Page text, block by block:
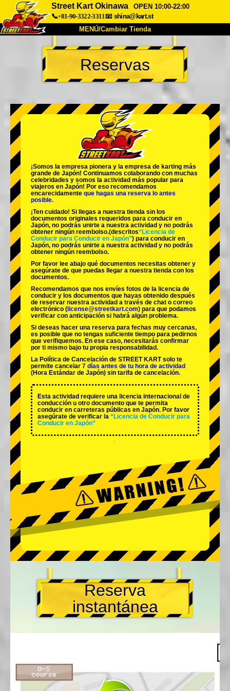
Street Kart Okinawa
OPEN 10:00-22:00
📞+81-90-3322-3311📧 shina@kart.st
MENÚ/Cambiar Tienda
INICIO
Acerca de Especificaciones Precios
Empresa Reservas
Cambiar Tienda
Tokyo Shinagawa Tokyo Akihabara#1
Tokyo Akihabara#2
Tokyo Shibuya Annex Tokyo Bay
Tokyo Asakusa
Reservas
¡Somos la empresa pionera y la empresa de karting más
grande de Japón! Continuamos colaborando con muchas
celebridades y somos la actividad más popular para
viajeros en Japón! Por eso recomendamos
encarecidamente que hagas una reserva lo antes
posible.
¡Ten cuidado! Si llegas a nuestra tienda sin los
documentos originales requeridos para conducir en
Japón, no podrás unirte a nuestra actividad y no podrás
obtener ningún reembolso.(descritos“Licencia de
Conducir para Conducir en Japón”) para conducir en
Japón, no podrás unirte a nuestra actividad y no podrás
obtener ningún reembolso.
Por favor lee abajo qué documentos necesitas obtener y
asegúrate de que puedas llegar a nuestra tienda con los
documentos.
Recomendamos que nos envíes fotos de la licencia de
conducir y los documentos que hayas obtenido después
de reservar nuestra actividad a través de chat o correo
electrónico ( license@streetkart.com) para que podamos
verificar con anticipación si habrá algún problema.
Si deseas hacer una reserva para fechas muy cercanas,
es posible que no tengas suficiente tiempo para pedirnos
que verifiquemos. En ese caso, necesitarás confirmar
por ti mismo bajo tu propia responsabilidad.
La Política de Cancelación de STREET KART solo te
permite cancelar 7 días antes de tu hora de actividad
(Hora Estándar de Japón) sin tarifa de cancelación.
Esta actividad requiere una licencia internacional de
conducción u otro documento que te permita
conducir en carreteras públicas en Japón. Por favor
asegúrate de verificar la “Licencia de Conducir para
Conducir en Japón”
Reserva
instantánea